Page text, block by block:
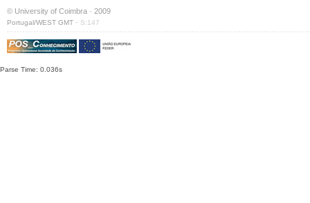
© University of Coimbra · 2009
Portugal/WEST GMT · S:147
Parse Time: 0.036s